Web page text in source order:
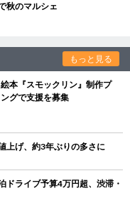
秋のマルシェ
もっと見る
本『スモックリン』制作プ
グで支援を募集
上げ、約3年ぶりの多さに
ライブ予算4万円超、渋滞・